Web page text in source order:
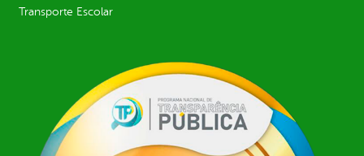
Transporte Escolar